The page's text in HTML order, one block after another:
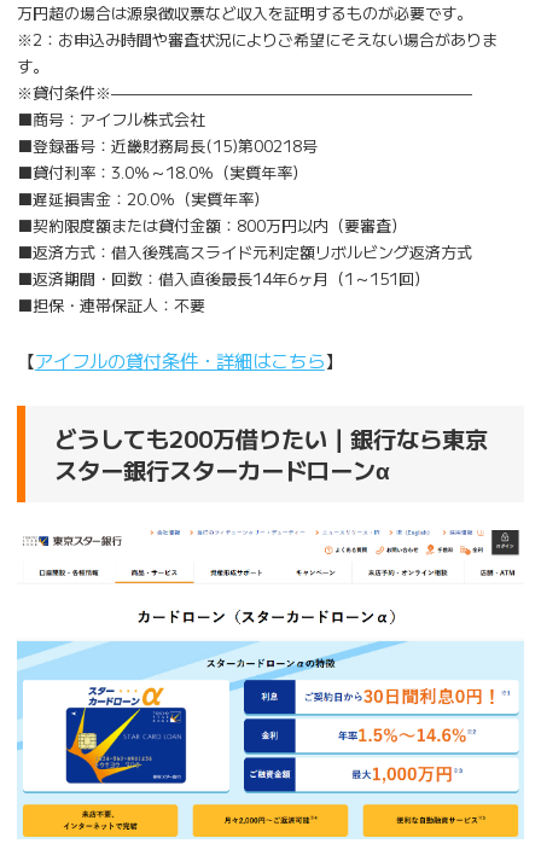
万円超の場合は源泉徴収票など収入を証明するものが必要です。
※2：お申込み時間や審査状況によりご希望にそえない場合がありま
す。
※貸付条件※———————————————————————
■商号：アイフル株式会社
■登録番号：近畿財務局長(15)第00218号
■貸付利率：3.0％～18.0％（実質年率）
■遅延損害金：20.0％（実質年率）
■契約限度額または貸付金額：800万円以内（要審査）
■返済方式：借入後残高スライド元利定額リボルビング返済方式
■返済期間・回数：借入直後最長14年6ヶ月（1～151回）
■担保・連帯保証人：不要
【アイフルの貸付条件・詳細はこちら】
どうしても200万借りたい｜銀行なら東京
スター銀行スターカードローンα